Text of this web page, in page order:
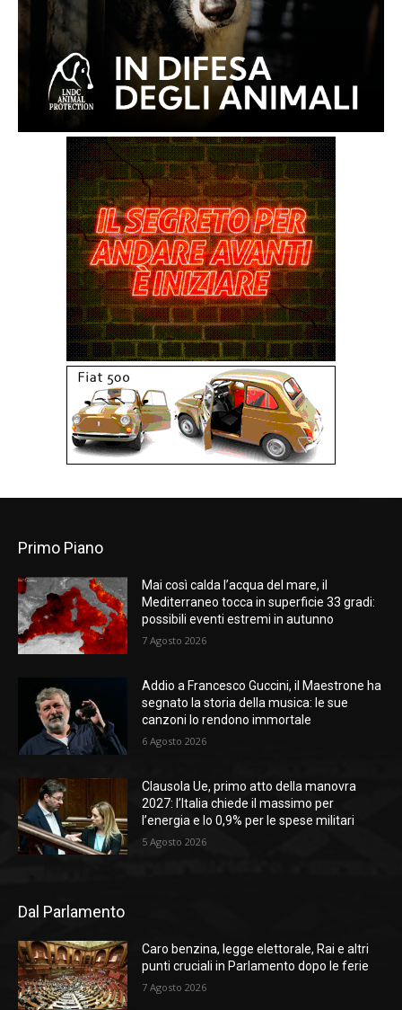
Primo Piano
Mai così calda l’acqua del mare, il
Mediterraneo tocca in superficie 33 gradi:
possibili eventi estremi in autunno
7 Agosto 2026
Addio a Francesco Guccini, il Maestrone ha
segnato la storia della musica: le sue
canzoni lo rendono immortale
6 Agosto 2026
Clausola Ue, primo atto della manovra
2027: l’Italia chiede il massimo per
l’energia e lo 0,9% per le spese militari
5 Agosto 2026
Dal Parlamento
Caro benzina, legge elettorale, Rai e altri
punti cruciali in Parlamento dopo le ferie
7 Agosto 2026